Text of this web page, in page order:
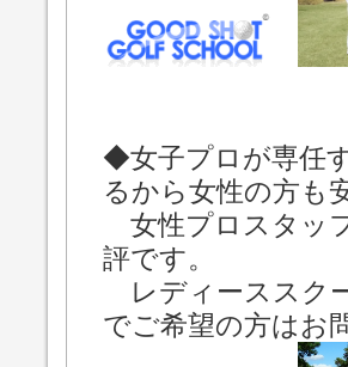
◆女子プロが専任
るから女性の方も
女性プロスタッ
評です。
レディーススク
でご希望の方はお